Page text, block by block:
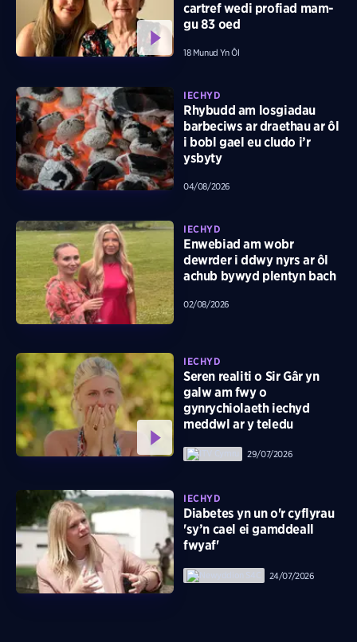
cartref wedi profiad mam-
gu 83 oed
18 Munud Yn Ôl
IECHYD
Rhybudd am losgiadau
barbeciws ar draethau ar ôl
i bobl gael eu cludo i’r
ysbyty
04/08/2026
IECHYD
Enwebiad am wobr
dewrder i ddwy nyrs ar ôl
achub bywyd plentyn bach
02/08/2026
IECHYD
Seren realiti o Sir Gâr yn
galw am fwy o
gynrychiolaeth iechyd
meddwl ar y teledu
29/07/2026
IECHYD
Diabetes yn un o'r cyflyrau
'sy’n cael ei gamddeall
fwyaf'
24/07/2026